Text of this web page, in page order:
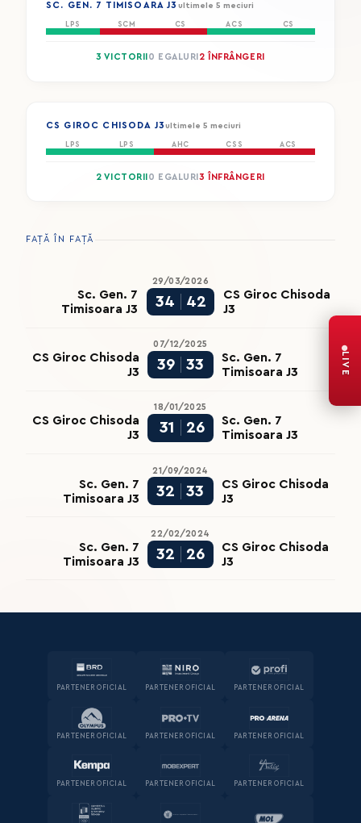
SC. GEN. 7 TIMISOARA J3 ultimele 5 meciuri
LPS SCM CS ACS CS
3 VICTORII 0 EGALURI 2 ÎNFRÂNGERI
CS GIROC CHISODA J3 ultimele 5 meciuri
LPS LPS AHC CSS ACS
2 VICTORII 0 EGALURI 3 ÎNFRÂNGERI
FAȚĂ ÎN FAȚĂ
29/03/2026
Sc. Gen. 7
Timisoara J3
34 42
CS Giroc Chisoda
J3
07/12/2025
CS Giroc Chisoda
J3
39 33
Sc. Gen. 7
Timisoara J3
18/01/2025
CS Giroc Chisoda
J3
31 26
Sc. Gen. 7
Timisoara J3
21/09/2024
Sc. Gen. 7
Timisoara J3
32 33
CS Giroc Chisoda
J3
22/02/2024
Sc. Gen. 7
Timisoara J3
32 26
CS Giroc Chisoda
J3
PARTENER OFICIAL PARTENER OFICIAL PARTENER OFICIAL
PARTENER OFICIAL PARTENER OFICIAL PARTENER OFICIAL
PARTENER OFICIAL PARTENER OFICIAL PARTENER OFICIAL
LIVE